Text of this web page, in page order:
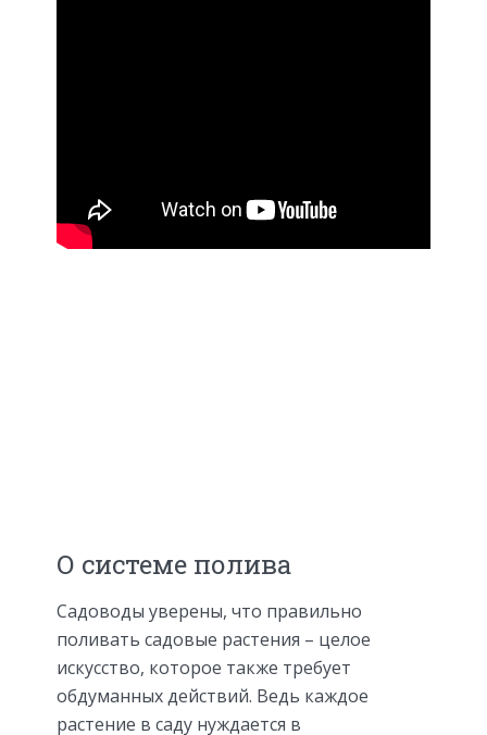
О системе полива
Садоводы уверены, что правильно
поливать садовые растения – целое
искусство, которое также требует
обдуманных действий. Ведь каждое
растение в саду нуждается в